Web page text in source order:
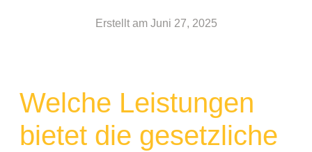
Erstellt am Juni 27, 2025
Welche Leistungen
bietet die gesetzliche